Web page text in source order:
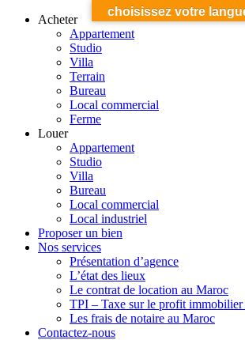
Acheter
Appartement
Studio
Villa
Terrain
Bureau
Local commercial
Ferme
Louer
Appartement
Studio
Villa
Bureau
Local commercial
Local industriel
Proposer un bien
Nos services
Présentation d’agence
L’état des lieux
Le contrat de location au Maroc
TPI – Taxe sur le profit
Les frais de notaire au Maroc
Contactez-nous
choisissez votre